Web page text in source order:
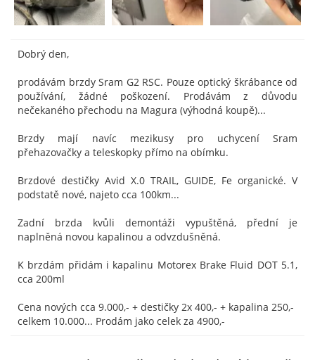
Dobrý den,
prodávám brzdy Sram G2 RSC. Pouze optický škrábance od
používání, žádné poškození. Prodávám z důvodu
nečekaného přechodu na Magura (výhodná koupě)...
Brzdy mají navíc mezikusy pro uchycení Sram
přehazovačky a teleskopky přímo na obímku.
Brzdové destičky Avid X.0 TRAIL, GUIDE, Fe organické. V
podstatě nové, najeto cca 100km...
Zadní brzda kvůli demontáži vypuštěná, přední je
naplněná novou kapalinou a odvzdušněná.
K brzdám přidám i kapalinu Motorex Brake Fluid DOT 5.1,
cca 200ml
Cena nových cca 9.000,- + destičky 2x 400,- + kapalina 250,-
celkem 10.000... Prodám jako celek za 4900,-